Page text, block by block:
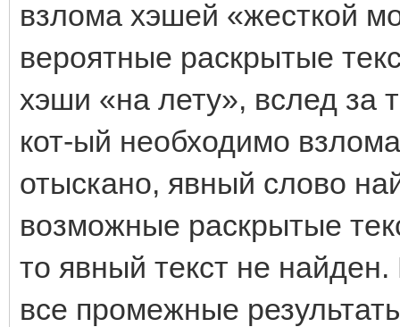
взлома хэшей «жесткой
вероятные раскрытые
хэши «на лету», вслед за
кот-ый необходимо
отыскано, явный слово
возможные раскрытые
то явный текст не
все промежные